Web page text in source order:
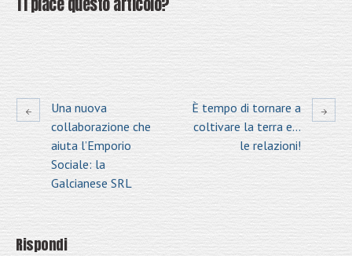
Una nuova
collaborazione che
aiuta l’Emporio
Sociale: la
Galcianese SRL
È tempo di tornare a
coltivare la terra e…
le relazioni!
Rispondi